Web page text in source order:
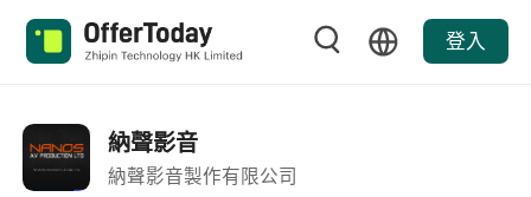
登入
納聲影音
納聲影音製作有限公司